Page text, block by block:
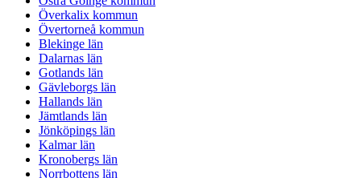
Överkalix kommun
Övertorneå kommun
Blekinge län
Dalarnas län
Gotlands län
Gävleborgs län
Hallands län
Jämtlands län
Jönköpings län
Kalmar län
Kronobergs län
Norrbottens län